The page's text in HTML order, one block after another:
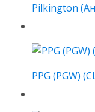
Pilkington
PPG (PGW)